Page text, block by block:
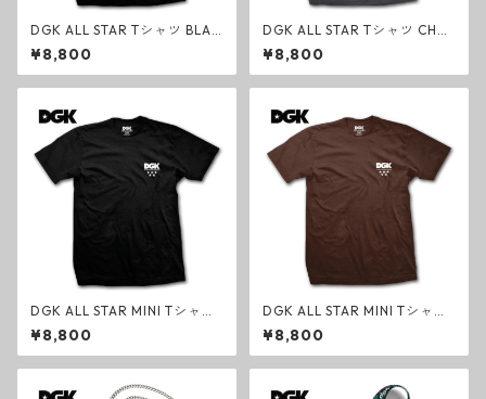
DGK ALL STAR Tシャツ BLAC
K クラシック ブラック スケー
トボード オールスター
¥8,800
DGK ALL STAR Tシャツ CHA
RCOAL クラシック チャコー
ルグレー スケートボード オー
ルスター
¥8,800
DGK ALL STAR MINI Tシャツ
BLACK クラシック ブラック
スケートボード オールスター
ミニ
¥8,800
DGK ALL STAR MINI Tシャツ
DARK CHOCOLATE クラシッ
ク ダークチョコレート スケー
トボード オールスター ミニ
¥8,800